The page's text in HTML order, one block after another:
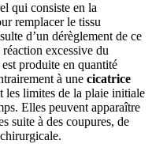
qui consiste en la
remplacer le tissu
d’un dérèglement de ce
excessive du
produite en quantité
à une cicatrice
les limites de la plaie initiale
Elles peuvent apparaître
suite à des coupures, de